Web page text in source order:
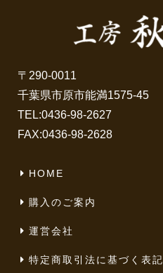
〒290-0011
千葉県市原市能満1575-45
TEL:0436-98-2627
FAX:0436-98-2628
HOME
購入のご案内
運営会社
特定商取引法に基づく表記